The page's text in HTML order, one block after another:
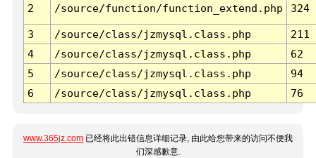
2 /source/function/function_extend.php 324
3 /source/class/jzmysql.class.php
211
4
/source/class/jzmysql.class.php
62
5
/source/class/jzmysql.class.php
94
6
/source/class/jzmysql.class.php 76
www.365jz.com 已经将此出错信息详细记录, 由此给您带来的访问不便我
们深感歉意.